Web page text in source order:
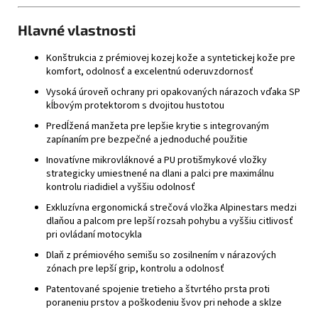
Hlavné vlastnosti
Konštrukcia z prémiovej kozej kože a syntetickej kože pre
komfort, odolnosť a excelentnú oderuvzdornosť
Vysoká úroveň ochrany pri opakovaných nárazoch vďaka SP
kĺbovým protektorom s dvojitou hustotou
Predĺžená manžeta pre lepšie krytie s integrovaným
zapínaním pre bezpečné a jednoduché použitie
Inovatívne mikrovláknové a PU protišmykové vložky
strategicky umiestnené na dlani a palci pre maximálnu
kontrolu riadidiel a vyššiu odolnosť
Exkluzívna ergonomická strečová vložka Alpinestars medzi
dlaňou a palcom pre lepší rozsah pohybu a vyššiu citlivosť
pri ovládaní motocykla
Dlaň z prémiového semišu so zosilnením v nárazových
zónach pre lepší grip, kontrolu a odolnosť
Patentované spojenie tretieho a štvrtého prsta proti
poraneniu prstov a poškodeniu švov pri nehode a sklze